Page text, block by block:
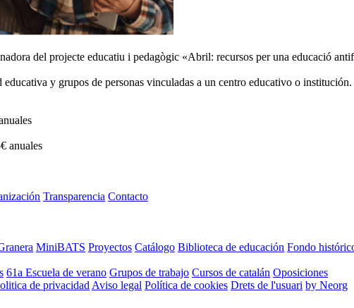
del projecte educatiu i pedagògic «Abril: recursos per una educació
y grupos de personas vinculadas a un centro educativo o institución.
anuales
Transparencia Contacto
MiniBATS Proyectos Catálogo Biblioteca de educación Fondo
61a Escuela de verano Grupos de trabajo Cursos de catalán Oposiciones
de privacidad Aviso legal Política de cookies Drets de l'usuari by Neorg